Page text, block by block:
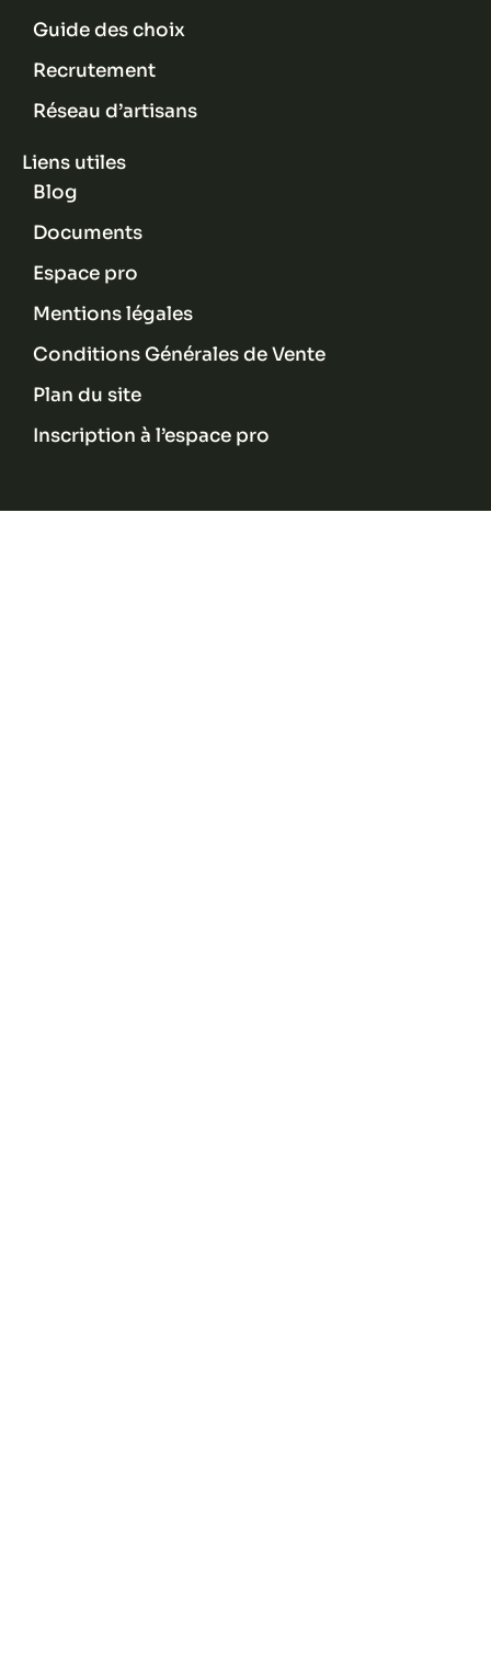
Guide des choix
Recrutement
Réseau d’artisans
Liens utiles
Blog
Documents
Espace pro
Mentions légales
Conditions Générales de Vente
Plan du site
Inscription à l’espace pro